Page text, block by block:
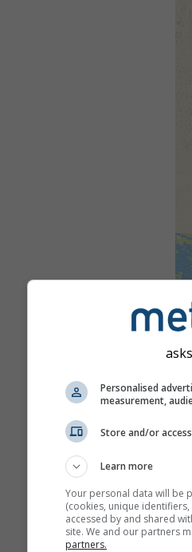
Personalised
measurement,
Store and/or
Learn more
Your personal data will be
(cookies, unique
accessed by and shared
site. We and our partners
partners.